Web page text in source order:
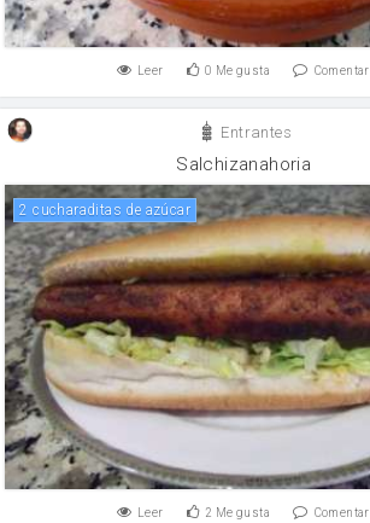
Leer 0 Me gusta Comentar
Entrantes
Salchizanahoria
2 cucharaditas de azúcar
Leer 2 Me gusta Comentar